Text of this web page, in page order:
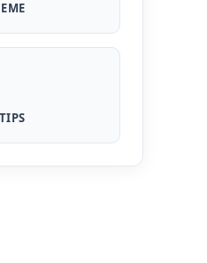
Online: डेयरी
किसानों को भारत